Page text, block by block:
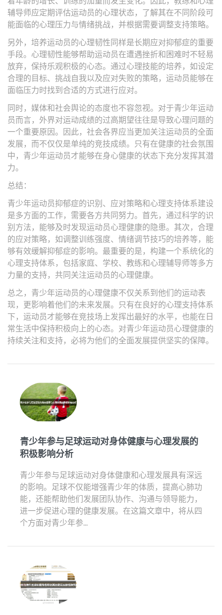
辅导师应定期评估运动员的心理状态，了解其在不同阶段可
能面临的心理压力与情绪挑战，并根据需要调整支持策略。
另外，培养运动员的心理韧性同样是长期应对抑郁症的重要
手段。心理韧性能够帮助运动员在遭遇挫折和困难时不轻易
放弃，保持乐观积极的心态。通过心理技能的培养，如设定
合理的目标、挑战自我以及应对失败的策略，运动员能够在
面临压力时找到合适的方式进行应对。
同时，媒体和社会舆论的态度也不容忽视。对于青少年运动
员而言，外界对运动成绩的过高期望往往是导致心理问题的
一个重要原因。因此，社会各界应当更加关注运动员的全面
发展，而不仅仅是单纯的竞技成绩。只有在健康的社会氛围
中，青少年运动员才能够在身心健康的状态下充分发挥其潜
力。
总结：
青少年运动员抑郁症的识别、应对策略和心理支持体系建设
是多方面的工作，需要各方共同努力。首先，通过科学的识
别方法，能够及时发现运动员心理健康的隐患。其次，合理
的应对策略，如调整训练强度、情绪调节技巧的培养等，能
够有效缓解抑郁症的影响。最重要的是，构建一个系统化的
心理支持体系，包括家庭、学校、教练和心理辅导师等多方
力量的支持，共同关注运动员的心理健康。
总之，青少年运动员的心理健康不仅关系到他们的运动表
现，更影响着他们的未来发展。只有在良好的心理支持体系
下，运动员才能够在竞技场上发挥出最好的水平，也能在日
常生活中保持积极向上的心态。对青少年运动员心理健康的
持续关注和支持，必将为他们的全面发展提供坚实的保障。
青少年参与足球运动对身体健康与心理发展的
积极影响分析
青少年参与足球运动对身体健康和心理发展具有深远
的影响。足球不仅能增强青少年的体质，提高心肺功
能，还能帮助他们发展团队协作、沟通与领导能力，
进一步促进心理的健康发展。在这篇文章中，将从四
个方面对青少年参...